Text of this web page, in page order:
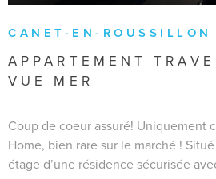
CANET-EN-
APPARTEMENT
VUE MER
Coup de coeur assuré! Uniquement
Home, bien rare sur le marché !
étage d’une résidence sécurisée